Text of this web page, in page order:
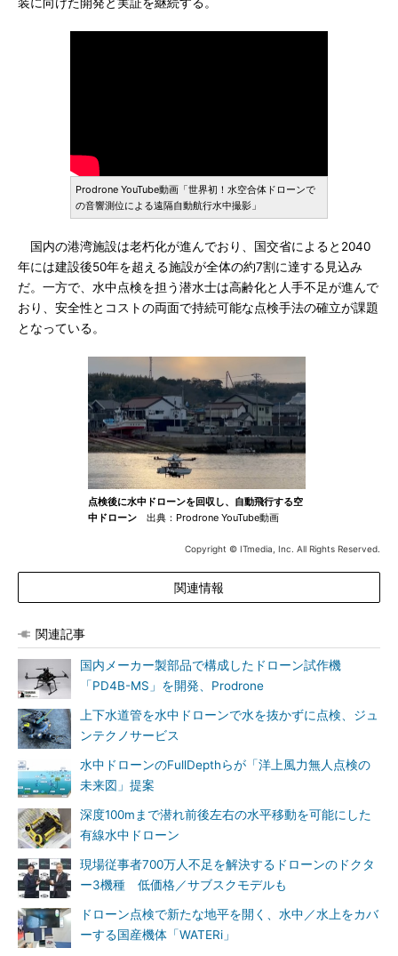
Prodrone YouTube動画「世界初！水空合体ドローンで
の音響測位による遠隔自動航行水中撮影」
国内の港湾施設は老朽化が進んでおり、国交省によると2040
年には建設後50年を超える施設が全体の約7割に達する見込み
だ。一方で、水中点検を担う潜水士は高齢化と人手不足が進んで
おり、安全性とコストの両面で持続可能な点検手法の確立が課題
となっている。
点検後に水中ドローンを回収し、自動飛行する空
中ドローン 出典：Prodrone YouTube動画
Copyright © ITmedia, Inc. All Rights Reserved.
関連情報
関連記事
国内メーカー製部品で構成したドローン試作機
「PD4B-MS」を開発、Prodrone
上下水道管を水中ドローンで水を抜かずに点検、ジュ
ンテクノサービス
水中ドローンのFullDepthらが「洋上風力無人点検の
未来図」提案
深度100mまで潜れ前後左右の水平移動を可能にした
有線水中ドローン
現場従事者700万人不足を解決するドローンのドクタ
ー3機種 低価格／サブスクモデルも
ドローン点検で新たな地平を開く、水中／水上をカバ
ーする国産機体「WATERi」